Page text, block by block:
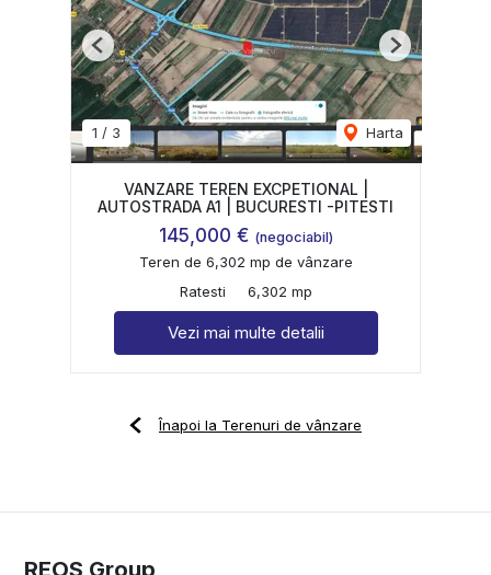
1 / 3 Harta
Previous Next
VANZARE TEREN EXCPETIONAL |
AUTOSTRADA A1 | BUCURESTI -PITESTI
145,000 € (negociabil)
Teren de 6,302 mp de vânzare
Ratesti
6,302 mp
Vezi mai multe detalii
Înapoi la Terenuri de vânzare
REOS Group